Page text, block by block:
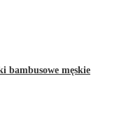
bambusowe męskie